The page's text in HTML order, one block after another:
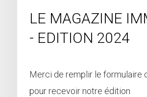
LE MAGAZINE
- EDITION 2024
Merci de remplir le formulaire
pour recevoir notre édition